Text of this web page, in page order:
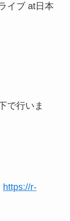
イブ at日本
で行いま
https://r-